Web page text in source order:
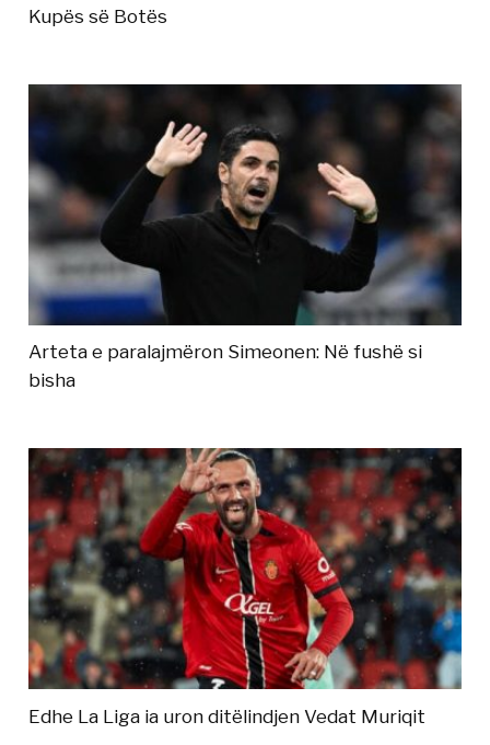
Kupës së Botës
Arteta e paralajmëron Simeonen: Në fushë si
bisha
Edhe La Liga ia uron ditëlindjen Vedat Muriqit